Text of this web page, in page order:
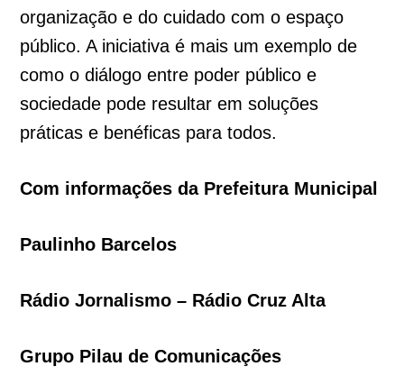
organização e do cuidado com o espaço
público. A iniciativa é mais um exemplo de
como o diálogo entre poder público e
sociedade pode resultar em soluções
práticas e benéficas para todos.
Com informações da Prefeitura Municipal
Paulinho Barcelos
Rádio Jornalismo – Rádio Cruz Alta
Grupo Pilau de Comunicações